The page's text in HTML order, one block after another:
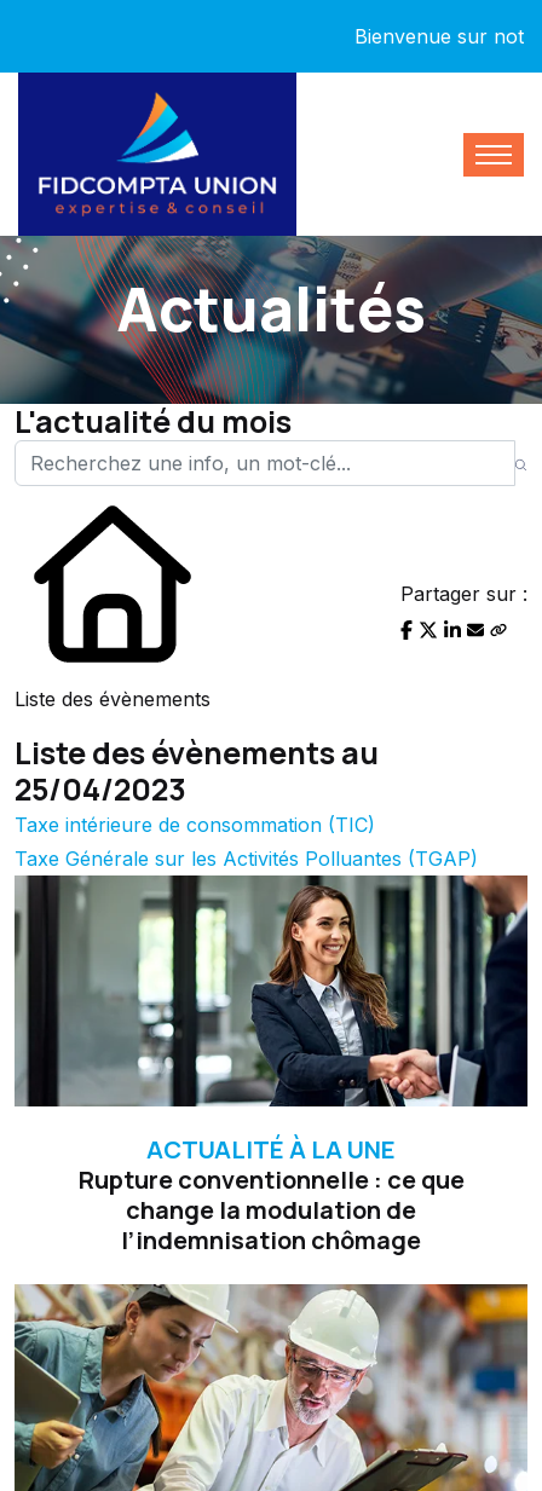
Bienvenue sur notre
Actualités
L'actualité du mois
Liste des évènements
Partager sur :
Liste des évènements au
25/04/2023
Taxe intérieure de consommation (TIC)
Taxe Générale sur les Activités Polluantes (TGAP)
ACTUALITÉ À LA UNE
Rupture conventionnelle : ce que
change la modulation de
l’indemnisation chômage